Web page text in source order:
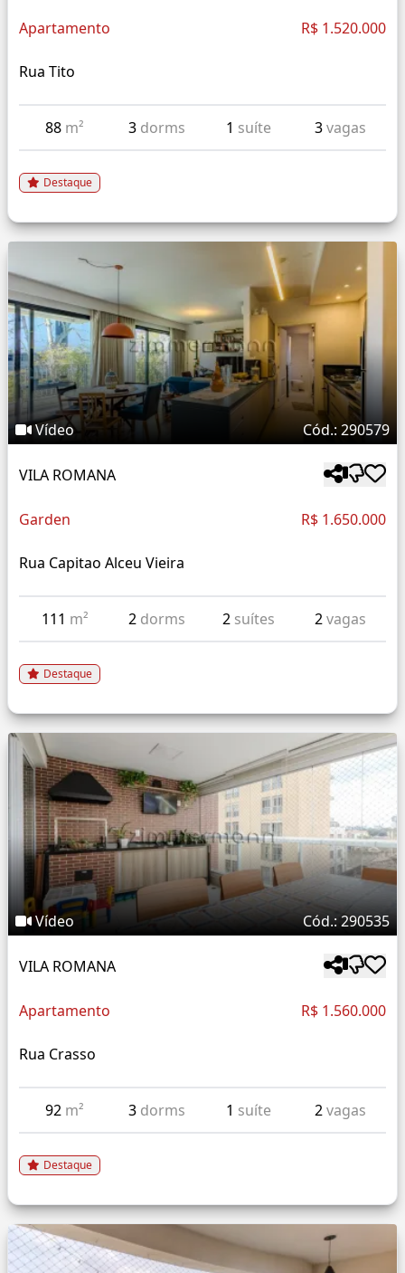
Apartamento R$ 1.520.000
Rua Tito
88 m² 3 dorms 1 suíte 3vagas
Destaque
Vídeo Cód.: 290579
VILA ROMANA
Garden R$ 1.650.000
Rua Capitao Alceu Vieira
111 m² 2 dorms 2 suítes 2vagas
Destaque
Vídeo Cód.: 290535
VILA ROMANA
Apartamento R$ 1.560.000
Rua Crasso
92 m² 3 dorms 1 suíte 2vagas
Destaque